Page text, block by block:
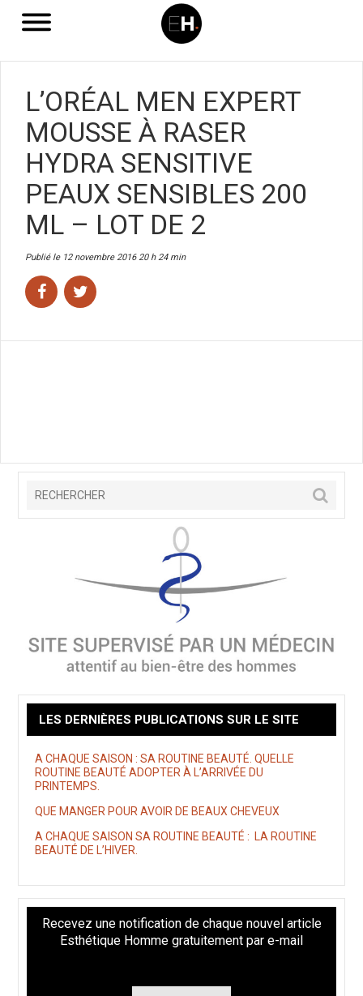
L’ORÉAL MEN EXPERT
MOUSSE À RASER
HYDRA SENSITIVE
PEAUX SENSIBLES 200
ML – LOT DE 2
Publié le 12 novembre 2016 20 h 24 min
LES DERNIÈRES PUBLICATIONS SUR LE SITE
A CHAQUE SAISON : SA ROUTINE BEAUTÉ. QUELLE
ROUTINE BEAUTÉ ADOPTER À L’ARRIVÉE DU
PRINTEMPS.
QUE MANGER POUR AVOIR DE BEAUX CHEVEUX
A CHAQUE SAISON SA ROUTINE BEAUTÉ : LA ROUTINE
BEAUTÉ DE L’HIVER.
Recevez une notification de chaque nouvel article
Esthétique Homme gratuitement par e-mail